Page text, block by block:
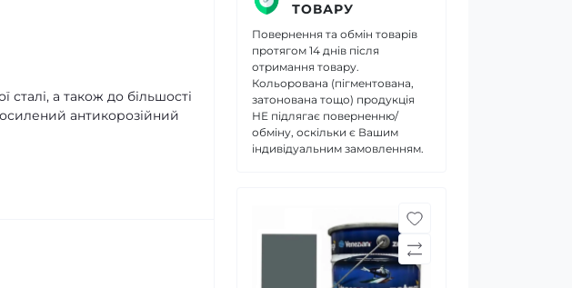
сталі, а також до більшості
антикорозійний
ТОВАРУ
Повернення та обмін товарів
протягом 14 днів після
отримання товару.
Кольорована (пігментована,
затонована тощо) продукція
НЕ підлягає поверненню/
обміну, оскільки є Вашим
індивідуальним замовленням.